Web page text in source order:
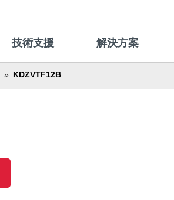
技術支援 解決方案
KDZVTF12B